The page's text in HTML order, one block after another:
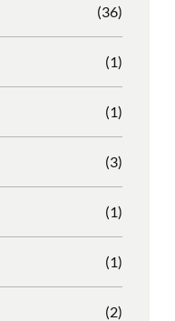
(36)
(1)
(1)
(3)
(1)
(1)
(2)